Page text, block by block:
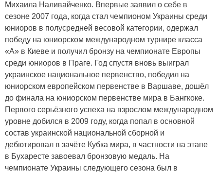
Михаила Наливайченко. Впервые заявил о себе в
сезоне 2007 года, когда стал чемпионом Украины среди
юниоров в полусредней весовой категории, одержал
победу на юниорском международном турнире класса
«А» в Киеве и получил бронзу на чемпионате Европы
среди юниоров в Праге. Год спустя вновь выиграл
украинское национальное первенство, победил на
юниорском европейском первенстве в Варшаве, дошёл
до финала на юниорском первенстве мира в Бангкоке.
Первого серьёзного успеха на взрослом международном
уровне добился в 2009 году, когда попал в основной
состав украинской национальной сборной и
дебютировал в зачёте Кубка мира, в частности на этапе
в Бухаресте завоевал бронзовую медаль. На
чемпионате Украины следующего сезона был в